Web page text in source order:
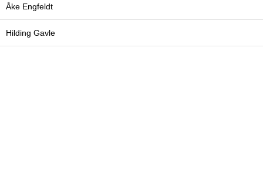
Åke Engfeldt
Hilding Gavle